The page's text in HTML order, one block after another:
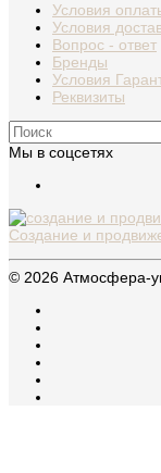
Условия
Условия
Вопрос - ответ
Бренды
Условия
Реквизиты
Мы в соцсетях
Создание и
© 2026 Атмосфера-